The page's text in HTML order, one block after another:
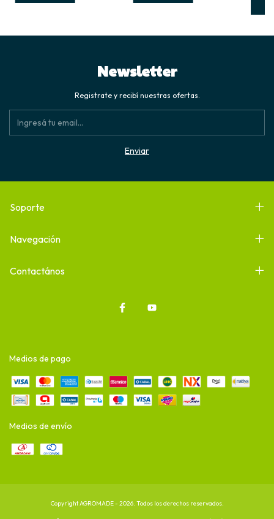
Newsletter
Registrate y recibí nuestras ofertas.
Soporte
Navegación
Contactános
Medios de pago
Medios de envío
Copyright AGROMADE - 2026. Todos los derechos reservados.